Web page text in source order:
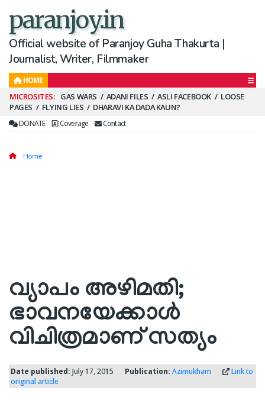
paranjoy.in
Official website of Paranjoy Guha Thakurta |
Journalist, Writer, Filmmaker
HOME
Secondary
Menu
GAS WARS ADANI FILES ASLI FACEBOOK
LOOSE
PAGES
FLYING LIES DHARAVI KA DADA KAUN?
DONATE Coverage Contact
Home
വ്യാപം അഴിമതി;
ഭാവനയേക്കാള്‍
വിചിത്രമാണ് സത്യം
Date published: July 17, 2015 Publication: Azimukham
Link to
original article